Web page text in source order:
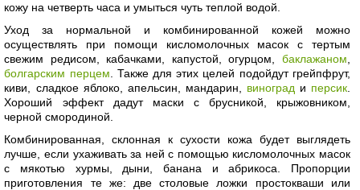
кожу на четверть часа и умыться чуть теплой водой.
Уход за нормальной и комбинированной кожей можно
осуществлять при помощи кисломолочных масок с тертым
свежим редисом, кабачками, капустой, огурцом, баклажаном
болгарским перцем . Также для этих целей подойдут грейпфрут,
киви, сладкое яблоко, апельсин, мандарин, виноград и персик.
Хороший эффект дадут маски с брусникой, крыжовником,
черной смородиной.
Комбинированная, склонная к сухости кожа будет выглядеть
лучше, если ухаживать за ней с помощью кисломолочных масок
с мякотью хурмы, дыни, банана и абрикоса. Пропорции
приготовления те же: две столовые ложки простокваши или